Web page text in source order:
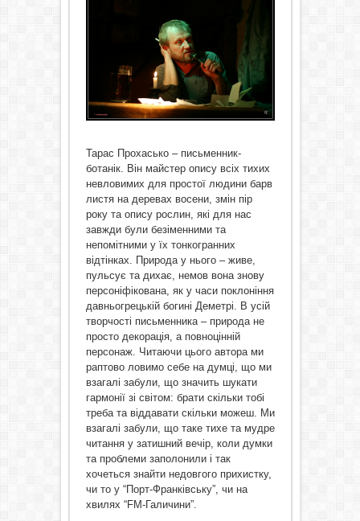
Тарас Прохасько ­– письменник-
ботанік. Він майстер опису всіх тихих
невловимих для простої людини барв
листя на деревах восени, змін пір
року та опису рослин, які для нас
завжди були безіменними та
непомітними у їх тонкогранних
відтінках. Природа у нього – живе,
пульсує та дихає, немов вона знову
персоніфікована, як у часи поклоніння
давньогрецькій богині Деметрі. В усій
творчості письменника – природа не
просто декорація, а повноцінній
персонаж. Читаючи цього автора ми
раптово ловимо себе на думці, що ми
взагалі забули, що значить шукати
гармонії зі світом: брати скільки тобі
треба та віддавати скільки можеш. Ми
взагалі забули, що таке тихе та мудре
читання у затишний вечір, коли думки
та проблеми заполонили і так
хочеться знайти недовгого прихистку,
чи то у “Порт-Франківську”, чи на
хвилях “FM-Галичини”.